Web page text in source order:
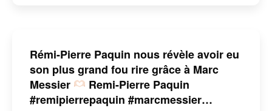
Rémi-Pierre Paquin nous révèle avoir eu
son plus grand fou rire grâce à Marc
Messier
Remi-Pierre Paquin
#remipierrepaquin #marcmessier…